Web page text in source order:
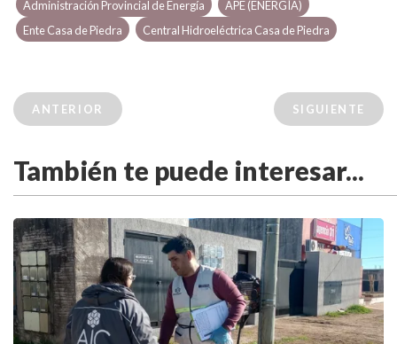
Administración Provincial de Energía
APE (ENERGÍA)
Ente Casa de Piedra
Central Hidroeléctrica Casa de Piedra
ANTERIOR SIGUIENTE
También te puede interesar...